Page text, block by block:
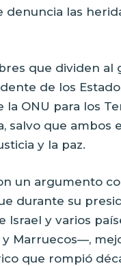
denuncia las
que dividen al
de los
la ONU para los
salvo que ambos
y la paz.
un argumento
durante su
Israel y varios
y Marruecos—,
que rompió